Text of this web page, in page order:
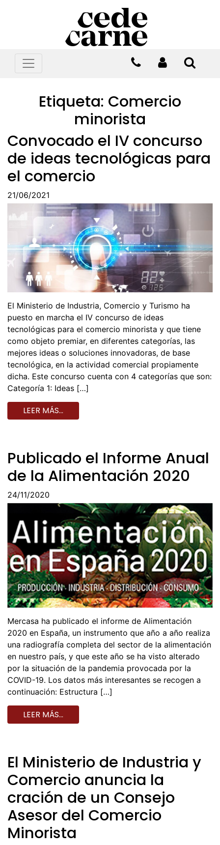
Etiqueta: Comercio
minorista
Convocado el IV concurso
de ideas tecnológicas para
el comercio
21/06/2021
El Ministerio de Industria, Comercio y Turismo ha
puesto en marcha el IV concurso de ideas
tecnológicas para el comercio minorista y que tiene
como objeto premiar, en diferentes categorías, las
mejores ideas o soluciones innovadoras, de base
tecnológica, en la actividad comercial propiamente
dicha. Este concurso cuenta con 4 categorías que son:
Categoría 1: Ideas […]
LEER MÁS…
Publicado el Informe Anual
de la Alimentación 2020
24/11/2020
Mercasa ha publicado el informe de Alimentación
2020 en España, un instrumento que año a año realiza
una radiografía completa del sector de la alimentación
en nuestro país, y que este año se ha visto alterado
por la situación de la pandemia provocada por la
COVID-19. Los datos más interesantes se recogen a
continuación: Estructura […]
LEER MÁS…
El Ministerio de Industria y
Comercio anuncia la
cración de un Consejo
Asesor del Comercio
Minorista